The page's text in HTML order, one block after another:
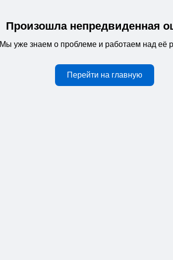
Произошла непредвиденная
Мы уже знаем о проблеме и работаем над её
Перейти на главную